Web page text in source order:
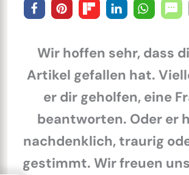
Wir hoffen sehr, dass
Artikel gefallen hat.
er dir geholfen, eine
beantworten. Oder er
nachdenklich, traurig
gestimmt. Wir freuen